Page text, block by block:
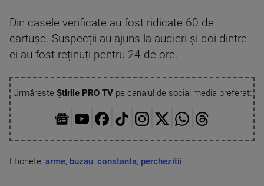
Din casele verificate au fost ridicate 60 de
cartușe. Suspecții au ajuns la audieri și doi dintre
ei au fost reținuți pentru 24 de ore.
Urmărește Știrile PRO TVpe canalul de social media preferat:
Etichete: arme, buzau, constanta, perchezitii,